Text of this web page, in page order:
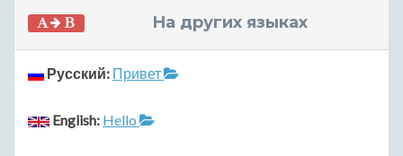
На других языках
Русский: Привет
English: Hello